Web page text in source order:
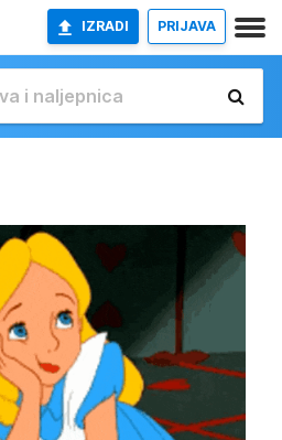
IZRADI PRIJAVA